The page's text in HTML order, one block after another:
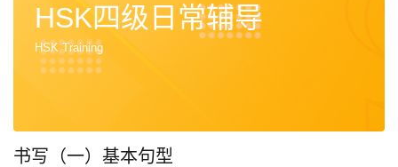
HSK四级日常辅导
HSK Training
书写（一）基本句型